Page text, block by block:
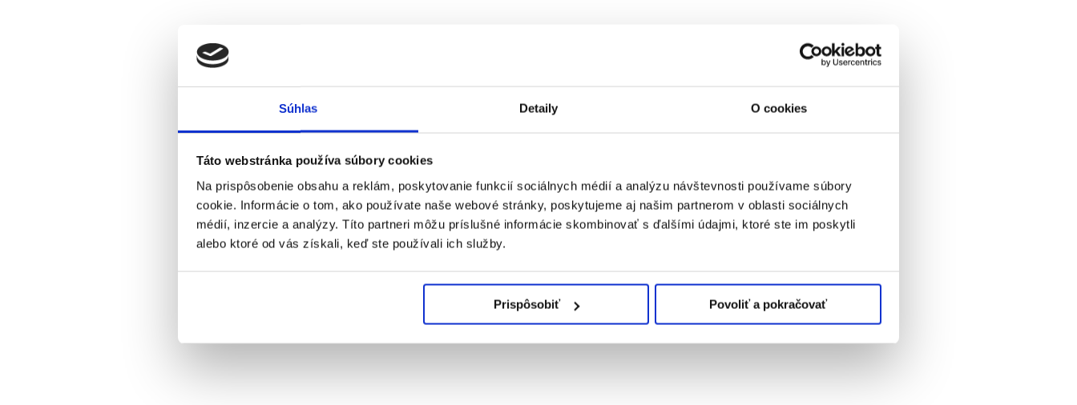
Súhlas Detaily O cookies
Táto webstránka používa súbory cookies
Na prispôsobenie obsahu a reklám, poskytovanie funkcií sociálnych médií a analýzu návštevnosti používame súbory
cookie. Informácie o tom, ako používate naše webové stránky, poskytujeme aj našim partnerom v oblasti sociálnych
médií, inzercie a analýzy. Títo partneri môžu príslušné informácie skombinovať s ďalšími údajmi, ktoré ste im poskytli
alebo ktoré od vás získali, keď ste používali ich služby.
Prispôsobiť Povoliť a pokračovať